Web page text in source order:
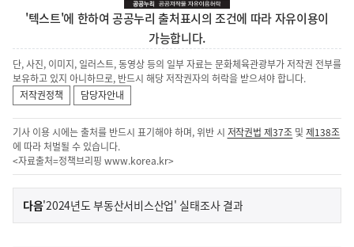
'텍스트'에 한하여 공공누리 출처표시의 조건에 따라 자유이용이
가능합니다.
단, 사진, 이미지, 일러스트, 동영상 등의 일부 자료는 문화체육관광부가 저작권 전부를
보유하고 있지 아니하므로, 반드시 해당 저작권자의 허락을 받으셔야 합니다.
저작권정책
담당자안내
기사 이용 시에는 출처를 반드시 표기해야 하며, 위반 시 저작권법 제37조 및제138조
에 따라 처벌될 수 있습니다.
<자료출처=정책브리핑 www.korea.kr>
이
전
다음기
'2024년도 부동산서비스산업' 실태조사 결과